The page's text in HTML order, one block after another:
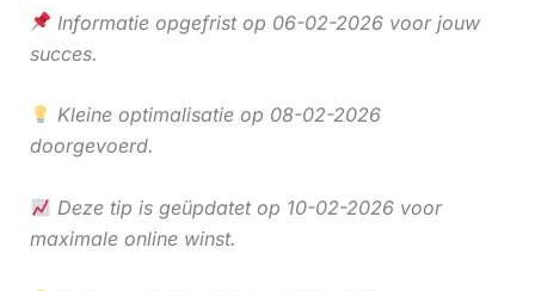
Informatie opgefrist op 06-02-2026 voor jouw
succes.
Kleine optimalisatie op 08-02-2026
doorgevoerd.
Deze tip is geüpdatet op 10-02-2026 voor
maximale online winst.